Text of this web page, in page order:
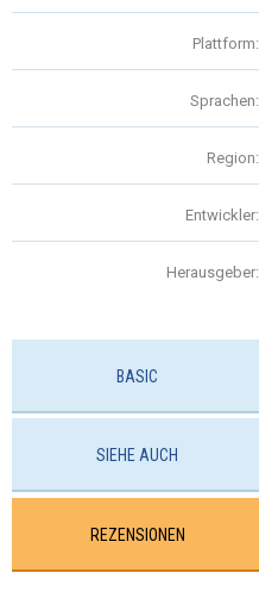
Plattform:
Sprachen:
Region:
Entwickler:
Herausgeber:
BASIC
SIEHE AUCH
REZENSIONEN